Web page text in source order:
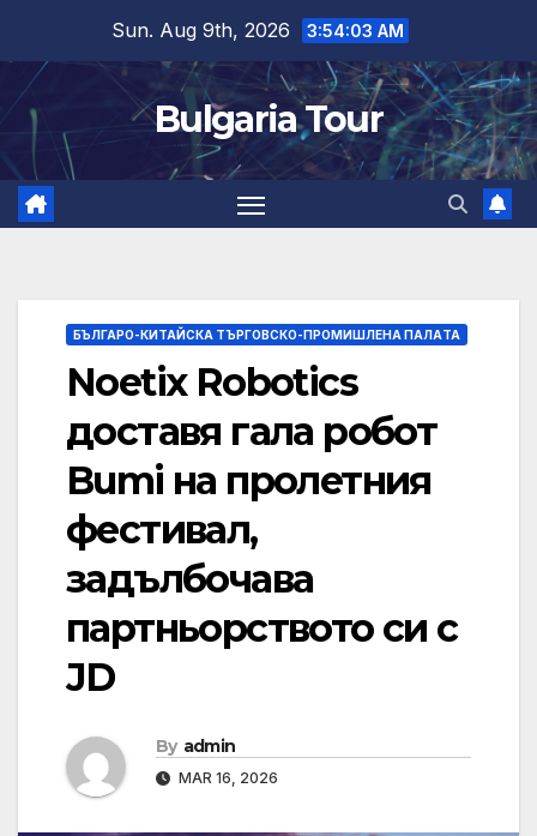
content
Sun. Aug 9th, 2026 3:54:04 AM
Bulgaria Tour
БЪЛГАРО-КИТАЙСКА ТЪРГОВСКО-ПРОМИШЛЕНА ПАЛAТА
Noetix Robotics
доставя гала робот
Bumi на пролетния
фестивал,
задълбочава
партньорството си с
JD
By admin
MAR 16, 2026